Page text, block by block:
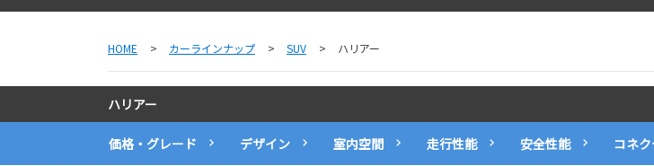
HOME カーラインナップ SUV ハリアー
ハリアー
価格・グレード デザイン 室内空間 走行性能 安全性能 コネ